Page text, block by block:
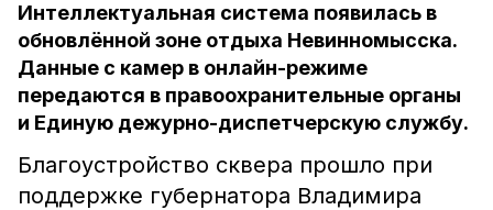
Интеллектуальная система появилась в
обновлённой зоне отдыха Невинномысска.
Данные с камер в онлайн-режиме
передаются в правоохранительные органы
и Единую дежурно-диспетчерскую службу.
Благоустройство сквера прошло при
поддержке губернатора Владимира